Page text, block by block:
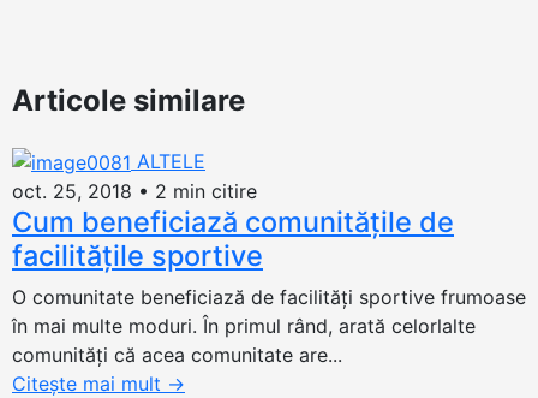
Articole similare
ALTELE
oct. 25, 2018 • 2 min citire
Cum beneficiază comunitățile de
facilitățile sportive
O comunitate beneficiază de facilități sportive frumoase
în mai multe moduri. În primul rând, arată celorlalte
comunități că acea comunitate are...
Citește mai mult →